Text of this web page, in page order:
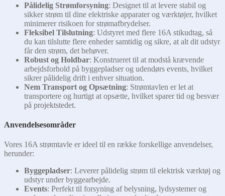
Pålidelig Strømforsyning: Designet til at levere stabil og
sikker strøm til dine elektriske apparater og værktøjer, hvilket
minimerer risikoen for strømafbrydelser.
Fleksibel Tilslutning: Udstyret med flere 16A stikudtag, så
du kan tilslutte flere enheder samtidig og sikre, at alt dit udstyr
får den strøm, det behøver.
Robust og Holdbar: Konstrueret til at modstå krævende
arbejdsforhold på byggepladser og udendørs events, hvilket
sikrer pålidelig drift i enhver situation.
Nem Transport og Opsætning: Strømtavlen er let at
transportere og hurtigt at opsætte, hvilket sparer tid og besvær
på projektstedet.
Anvendelsesområder
Vores 16A strømtavle er ideel til en række forskellige anvendelser,
herunder:
Byggepladser: Leverer pålidelig strøm til elektrisk værktøj og
udstyr under byggearbejde.
Events: Perfekt til forsyning af belysning, lydsystemer og